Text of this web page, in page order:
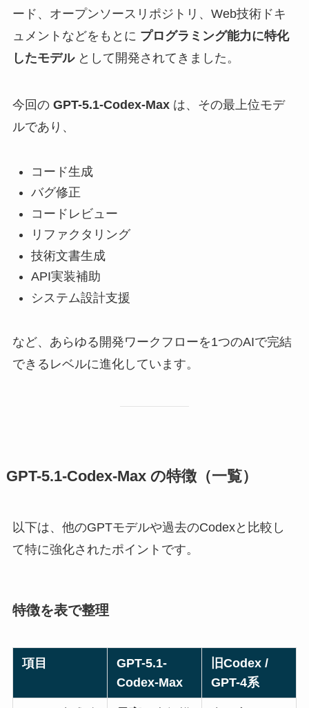
ード、オープンソースリポジトリ、Web技術ドキ
ュメントなどをもとに プログラミング能力に特化
したモデルとして開発されてきました。
今回の GPT-5.1-Codex-Maxは、その最上位モデ
ルであり、
コード生成
バグ修正
コードレビュー
リファクタリング
技術文書生成
API実装補助
システム設計支援
など、あらゆる開発ワークフローを1つのAIで完結
できるレベルに進化しています。
GPT-5.1-Codex-Max の特徴（一覧）
以下は、他のGPTモデルや過去のCodexと比較し
て特に強化されたポイントです。
特徴を表で整理
項目
GPT-5.1-
Codex-Max
旧Codex /
GPT-4系